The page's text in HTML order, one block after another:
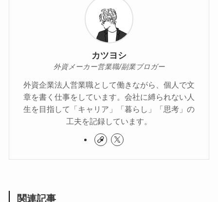
カツヨシ
外資メーカー営業職/副業ブロガー
外資企業法人営業職として働きながら、個人で文
章を書く仕事をしています。会社に縛られない人
生を目指して「キャリア」「暮らし」「思考」の
工夫を記録しています。
関連記事